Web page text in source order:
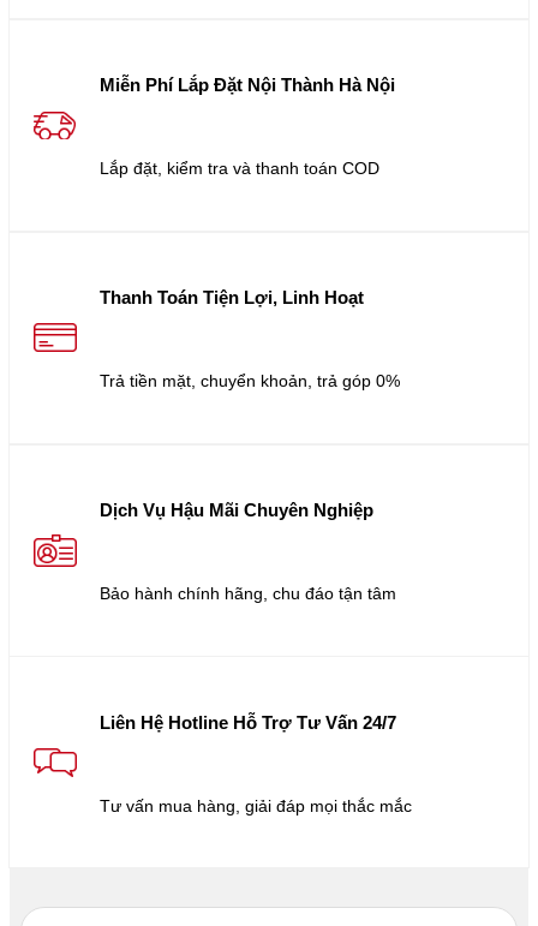
Miễn Phí Lắp Đặt Nội Thành Hà Nội
Lắp đặt, kiểm tra và thanh toán COD
Thanh Toán Tiện Lợi, Linh Hoạt
Trả tiền mặt, chuyển khoản, trả góp 0%
Dịch Vụ Hậu Mãi Chuyên Nghiệp
Bảo hành chính hãng, chu đáo tận tâm
Liên Hệ Hotline Hỗ Trợ Tư Vấn 24/7
Tư vấn mua hàng, giải đáp mọi thắc mắc